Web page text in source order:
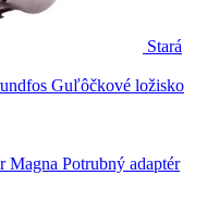
Stará
Guľôčkové ložisko
Potrubný adaptér